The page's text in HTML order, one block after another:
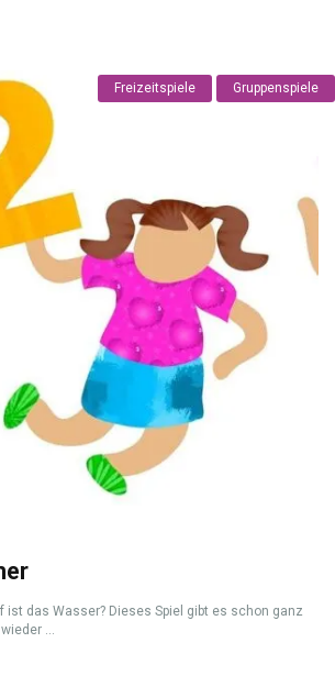
Freizeitspiele Gruppenspiele
ist das Wasser? Dieses Spiel gibt es schon ganz
...